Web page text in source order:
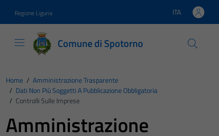
Regione Liguria Lingua attiva:
ITA
Comune di Spotorno
Home / Amministrazione Trasparente
/ Dati Non Più Soggetti A Pubblicazione Obbligatoria
/ Controlli Sulle Imprese
Amministrazione